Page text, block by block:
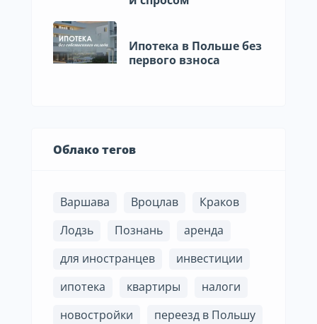
Ипотека в Польше без
первого взноса
Облако тегов
Варшава Вроцлав
Краков
Лодзь
Познань
аренда
для иностранцев
инвестиции
ипотека
квартиры
налоги
новостройки
переезд в Польшу